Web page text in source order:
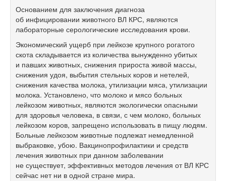
Основанием для заключения диагноза
об инфицировании животного ВЛ КРС, являются
лабораторные серологические исследования крови.
Экономический ущерб при лейкозе крупного рогатого
скота складывается из количества вынужденно убитых
и павших животных, снижения прироста живой массы,
снижения удоя, выбытия стельных коров и нетелей,
снижения качества молока, утилизации мяса, утилизации
молока. Установлено, что молоко и мясо больных
лейкозом животных, являются экологически опасными
для здоровья человека, в связи, с чем молоко, больных
лейкозом коров, запрещено использовать в пищу людям.
Больные лейкозом животные подлежат немедленной
выбраковке, убою. Вакцинопрофилактики и средств
лечения животных при данном заболевании
не существует, эффективных методов лечения от ВЛ КРС
сейчас нет ни в одной стране мира.